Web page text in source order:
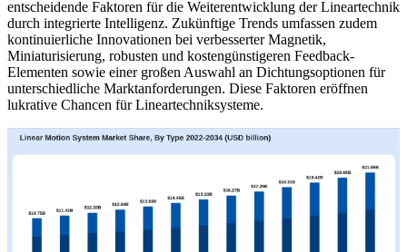
entscheidende Faktoren für die Weiterentwicklung der Lineartechnik
durch integrierte Intelligenz. Zukünftige Trends umfassen zudem
kontinuierliche Innovationen bei verbesserter Magnetik,
Miniaturisierung, robusten und kostengünstigeren Feedback-
Elementen sowie einer großen Auswahl an Dichtungsoptionen für
unterschiedliche Marktanforderungen. Diese Faktoren eröffnen
lukrative Chancen für Lineartechniksysteme.